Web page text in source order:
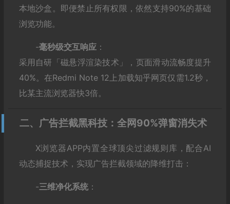
本地沙盒。即便禁止所有权限，依然支持90%的基础
浏览功能。
-‌毫秒级交互响应‌：
采用自研「磁悬浮渲染技术」，页面滑动流畅度提升
40%。在Redmi Note 12上加载知乎网页仅需1.2秒，
比某主流浏览器快3倍。
二、广告拦截黑科技：全网90%弹窗消失术
X浏览器APP内置全球顶尖过滤规则库，配合AI
动态捕捉技术，实现广告拦截领域的降维打击：
-‌三维净化系统‌：